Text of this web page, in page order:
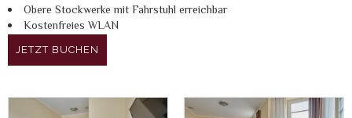
Obere Stockwerke mit Fahrstuhl erreichbar
Kostenfreies WLAN
JETZT BUCHEN